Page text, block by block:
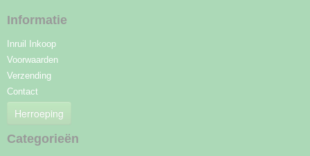
Informatie
Inruil Inkoop
Voorwaarden
Verzending
Contact
Herroeping
Categorieën